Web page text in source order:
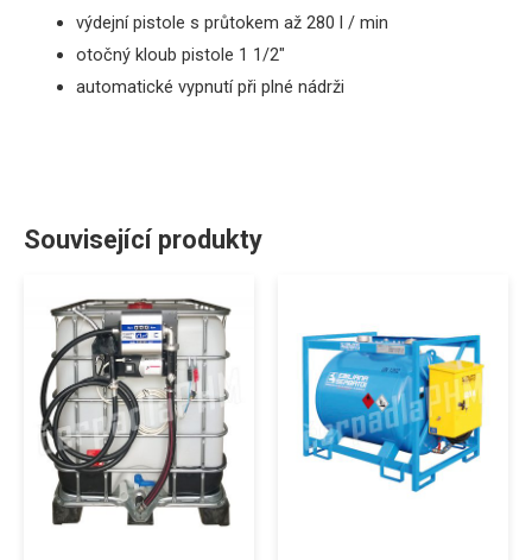
výdejní pistole s průtokem až 280 l / min
otočný kloub pistole 1 1/2″
automatické vypnutí při plné nádrži
Související produkty